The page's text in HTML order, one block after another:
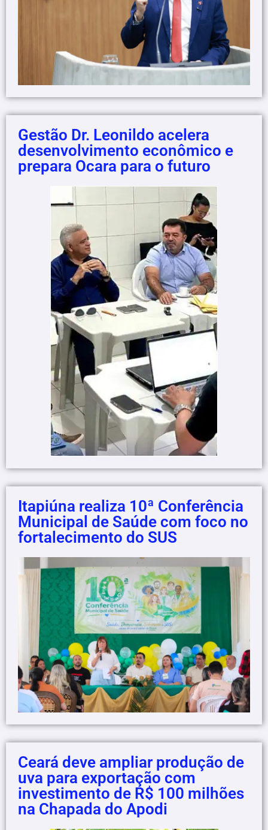
Gestão Dr. Leonildo acelera
desenvolvimento econômico e
prepara Ocara para o futuro
Itapiúna realiza 10ª Conferência
Municipal de Saúde com foco no
fortalecimento do SUS
Ceará deve ampliar produção de
uva para exportação com
investimento de R$ 100 milhões
na Chapada do Apodi